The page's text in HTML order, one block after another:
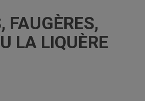
FAUGÈRES,
LA LIQUÈRE